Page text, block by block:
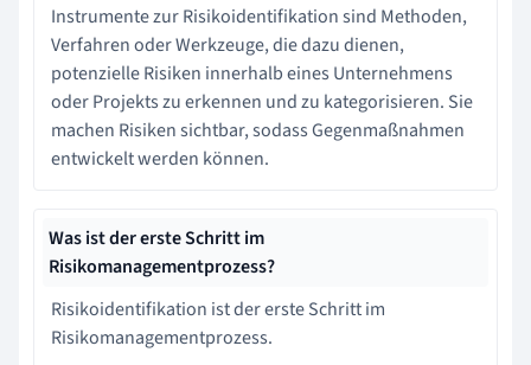
Instrumente zur Risikoidentifikation sind Methoden,
Verfahren oder Werkzeuge, die dazu dienen,
potenzielle Risiken innerhalb eines Unternehmens
oder Projekts zu erkennen und zu kategorisieren. Sie
machen Risiken sichtbar, sodass Gegenmaßnahmen
entwickelt werden können.
Was ist der erste Schritt im
Risikomanagementprozess?
Risikoidentifikation ist der erste Schritt im
Risikomanagementprozess.